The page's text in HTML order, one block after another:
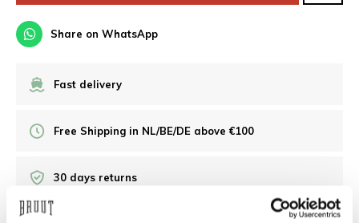
Share on WhatsApp
Fast delivery
Free Shipping in NL/BE/DE above €100
30 days returns